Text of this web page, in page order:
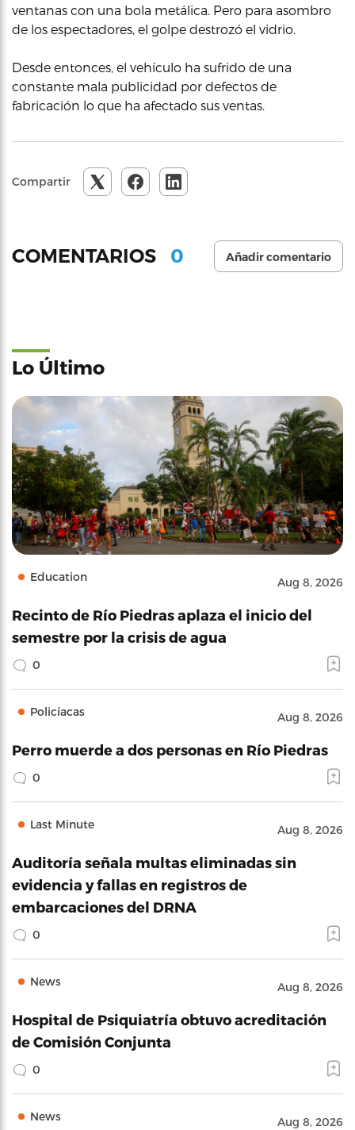
ventanas con una bola metálica. Pero para asombro
de los espectadores, el golpe destrozó el vidrio.
Desde entonces, el vehículo ha sufrido de una
constante mala publicidad por defectos de
fabricación lo que ha afectado sus ventas.
Compartir
COMENTARIOS 0 Añadir comentario
Lo Último
Education Aug 8, 2026
Recinto de Río Piedras aplaza el inicio del
semestre por la crisis de agua
0
Policíacas Aug 8, 2026
Perro muerde a dos personas en Río Piedras
0
Last Minute Aug 8, 2026
Auditoría señala multas eliminadas sin
evidencia y fallas en registros de
embarcaciones del DRNA
0
News Aug 8, 2026
Hospital de Psiquiatría obtuvo acreditación
de Comisión Conjunta
0
News Aug 8, 2026